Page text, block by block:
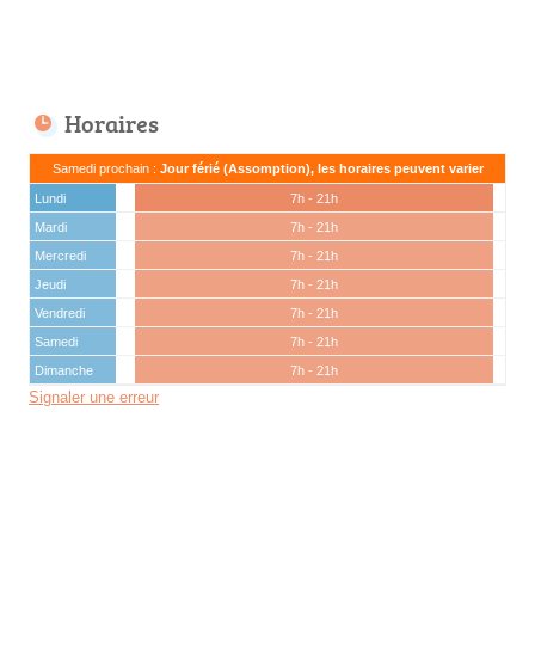
Horaires
Samedi prochain : Jour férié (Assomption), les horaires peuvent varier
Lundi
7h - 21h
Mardi
7h - 21h
Mercredi
7h - 21h
Jeudi
7h - 21h
Vendredi
7h - 21h
Samedi
7h - 21h
Dimanche
7h - 21h
Signaler une erreur